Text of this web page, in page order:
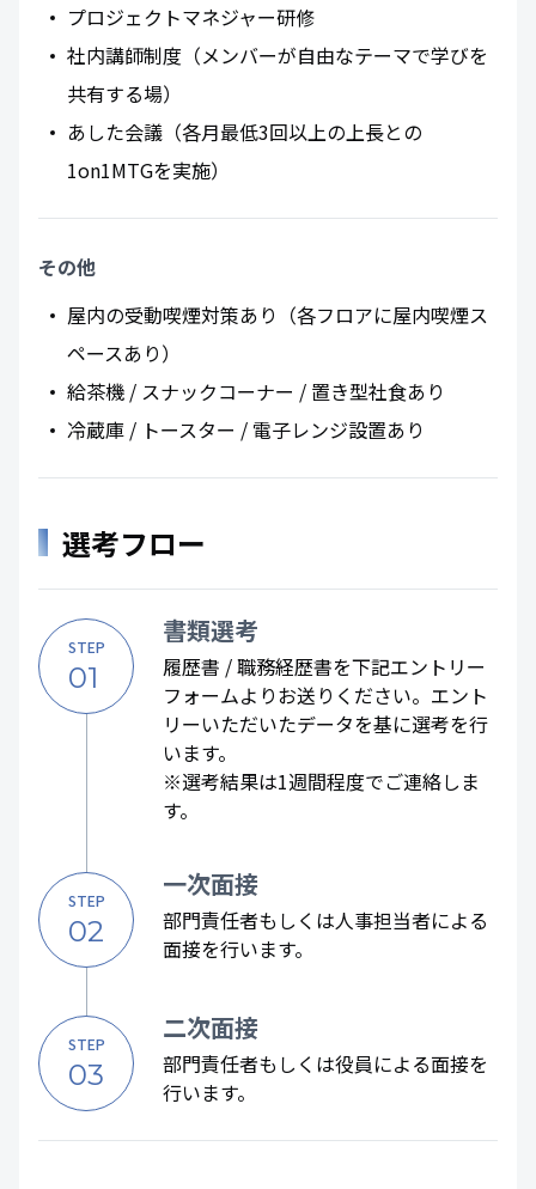
プロジェクトマネジャー研修
社内講師制度（メンバーが自由なテーマで学びを
共有する場）
あした会議（各月最低3回以上の上長との
1on1MTGを実施）
その他
屋内の受動喫煙対策あり（各フロアに屋内喫煙ス
ペースあり）
給茶機 / スナックコーナー / 置き型社食あり
冷蔵庫 / トースター / 電子レンジ設置あり
選考フロー
STEP
01
書類選考
履歴書 / 職務経歴書を下記エントリー
フォームよりお送りください。エント
リーいただいたデータを基に選考を行
います。
※選考結果は1週間程度でご連絡しま
す。
STEP
02
一次面接
部門責任者もしくは人事担当者による
面接を行います。
STEP
03
二次面接
部門責任者もしくは役員による面接を
行います。